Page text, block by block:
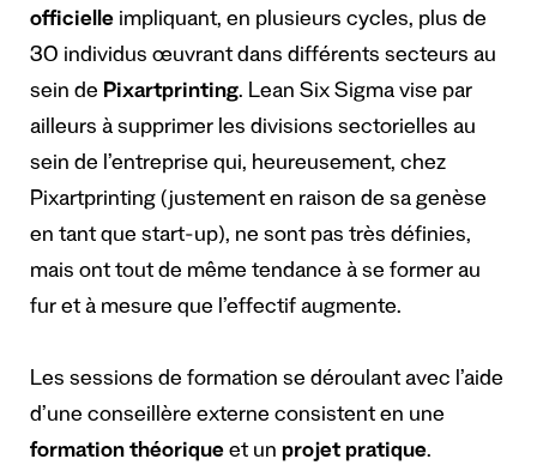
officielle impliquant, en plusieurs cycles, plus de
30 individus œuvrant dans différents secteurs au
sein de Pixartprinting. Lean Six Sigma vise par
ailleurs à supprimer les divisions sectorielles au
sein de l’entreprise qui, heureusement, chez
Pixartprinting (justement en raison de sa genèse
en tant que start-up), ne sont pas très définies,
mais ont tout de même tendance à se former au
fur et à mesure que l’effectif augmente.
Les sessions de formation se déroulant avec l’aide
d’une conseillère externe consistent en une
formation théorique et un projet pratique.